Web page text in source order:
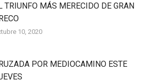
TRIUNFO MÁS MERECIDO DE GRAN
10, 2020
POR MEDIOCAMINO ESTE